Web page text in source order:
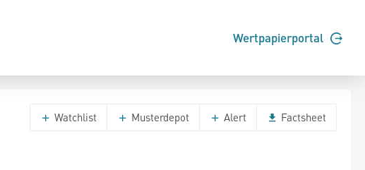
Wertpapierportal
Watchlist Musterdepot Alert Factsheet